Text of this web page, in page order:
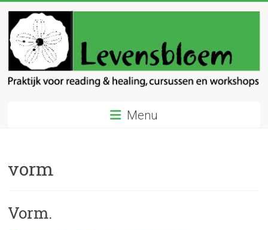
inhoud
Levensbloem
en
Menu
vorm
Vorm.